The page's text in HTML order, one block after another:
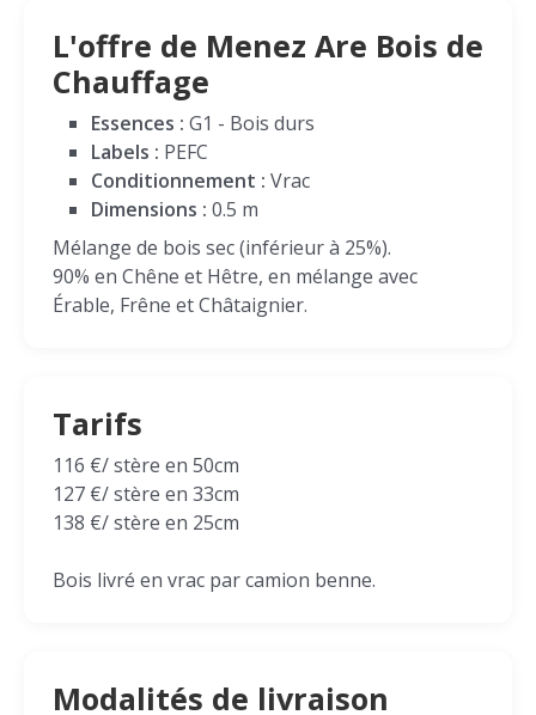
L'offre de Menez Are Bois de
Chauffage
Essences : G1 - Bois durs
Labels : PEFC
Conditionnement : Vrac
Dimensions : 0.5 m
Mélange de bois sec (inférieur à 25%).
90% en Chêne et Hêtre, en mélange avec
Érable, Frêne et Châtaignier.
Tarifs
116 €/ stère en 50cm
127 €/ stère en 33cm
138 €/ stère en 25cm
Bois livré en vrac par camion benne.
Modalités de livraison